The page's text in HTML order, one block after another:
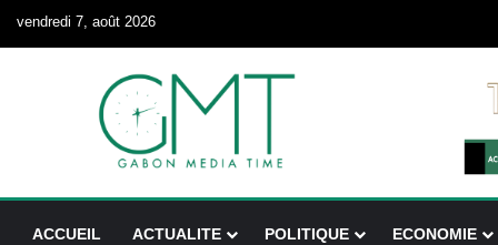
vendredi 7, août 2026
ACCUEIL ACTUALITE POLITIQUE ECONOMIE